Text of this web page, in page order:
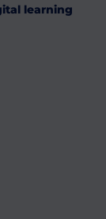
learning